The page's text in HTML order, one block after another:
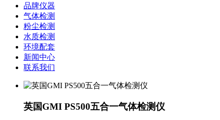
品牌仪器
气体检测
粉尘检测
水质检测
环境配套
新闻中心
联系我们
英国GMI PS500五合一气体检测仪